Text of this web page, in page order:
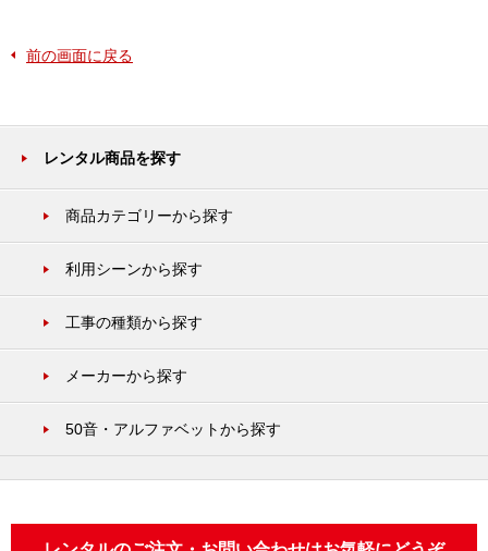
前の画面に戻る
レンタル商品を探す
商品カテゴリーから探す
利用シーンから探す
工事の種類から探す
メーカーから探す
50音・アルファベットから探す